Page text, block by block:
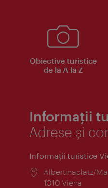
Obiective turistice
de la A la Z
Informații
Adrese și
Informaţii turistice
Locul:
Albertinaplatz/
1010 Viena